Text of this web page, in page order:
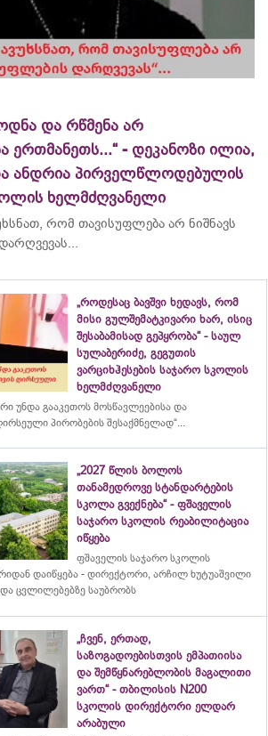
და რწმენა არ
ერთმანეთს...“ - დეკანოზი ილია,
ანდრია პირველწლოდებულის
ხელმძღვანელი
რომ თავისუფლება არ ნიშნავს
„როდესაც ბავშვი ხედავს, რომ
მისი გულშემატკივარი ხარ, ისიც
შესაბამისად გეპყრობა“ - საულ
სულაბერიძე, გეგუთის
ვარციხჰესების საჯარო სკოლის
ხელმძღვანელი
უნდა გააკეთოს მოსწავლეებისა და
პირობების შესაქმნელად“...
„2027 წლის ბოლოს
თანამედროვე სტანდარტების
სკოლა გვექნება“ - ფშაველის
საჯარო სკოლის რეაბილიტაცია
იწყება
ფშაველის საჯარო სკოლის
დაიწყება - დირექტორი, არჩილ ხუტუაშვილი
ცვლილებებზე საუბრობს
„ჩვენ, ერთად,
საზოგადოებისთვის ემპათიისა
და შემწყნარებლობის მაგალითი
ვართ“ - თბილისის N200
სკოლის დირექტორი ელდარ
არაბული